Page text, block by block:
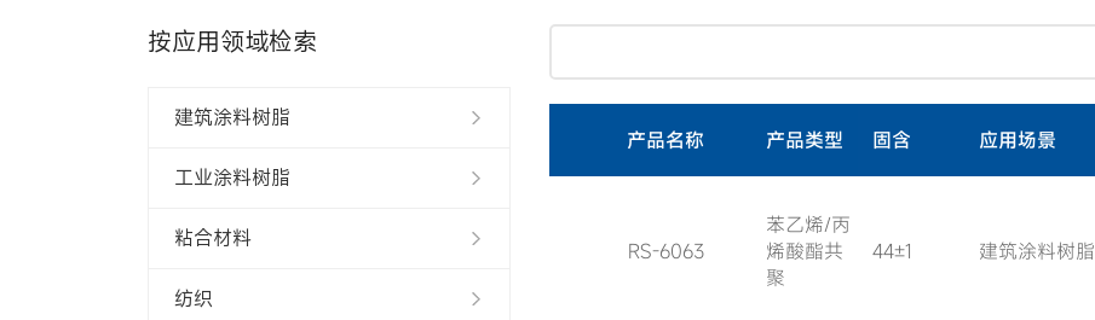
按应用领域检索
建筑涂料树脂
工业涂料树脂
粘合材料
纺织
产品名称 产品类型 固含 应用场景
RS-6063
苯乙烯/丙
烯酸酯共
聚
44±1 建筑涂料树脂